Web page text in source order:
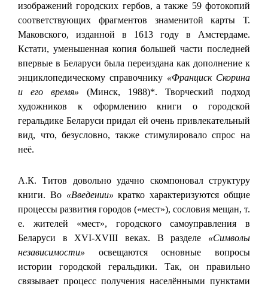
изображений городских гербов, а также 59 фотокопий
соответствующих фрагментов знаменитой карты Т.
Маковского, изданной в 1613 году в Амстердаме.
Кстати, уменьшенная копия большей части последней
впервые в Беларуси была переиздана как дополнение к
энциклопедическому справочнику «Франциск Скорина
и его время» (Минск, 1988)*. Творческий подход
художников к оформлению книги о городской
геральдике Беларуси придал ей очень привлекательный
вид, что, безусловно, также стимулировало спрос на
неё.
А.К. Титов довольно удачно скомпоновал структуру
книги. Во «Введении» кратко характеризуются общие
процессы развития городов («мест»), сословия мещан, т.
е. жителей «мест», городского самоуправления в
Беларуси в XVI-XVIII веках. В разделе «Символы
независимости» освещаются основные вопросы
истории городской геральдики. Так, он правильно
связывает процесс получения населёнными пунктами